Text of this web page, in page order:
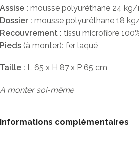
Assise : mousse polyuréthane 24 kg/
Dossier : mousse polyuréthane 18
Recouvrement : tissu microfibre
Pieds (à monter): fer laqué
Taille : L 65 x H 87 x P 65 cm
A monter soi-même
Informations complémentaires